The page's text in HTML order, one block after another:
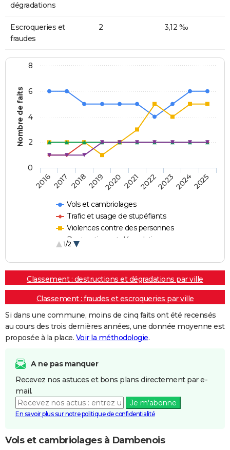
dégradations
Escroqueries et
fraudes
2 3,12 ‰
Nombre de faits
Vols et cambriolages
Trafic et usage de stupéfiants
Violences contre des personnes
Destructions et dégradations
1/2
20162017 20182019202020212022202320242025
0
2
4
6
8
Classement : destructions et dégradations par ville
Classement : fraudes et escroqueries par ville
Si dans une commune, moins de cinq faits ont été recensés
au cours des trois dernières années, une donnée moyenne est
proposée à la place. Voir la méthodologie.
A ne pas manquer
Recevez nos astuces et bons plans directement par e-
mail.
Je m'abonne
En savoir plus sur notre politique de confidentialité
Vols et cambriolages à Dambenois